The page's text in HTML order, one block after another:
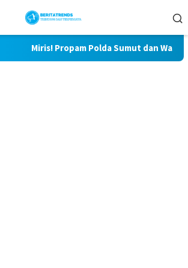
Miris! Propam Polda Sumut dan Wasidik